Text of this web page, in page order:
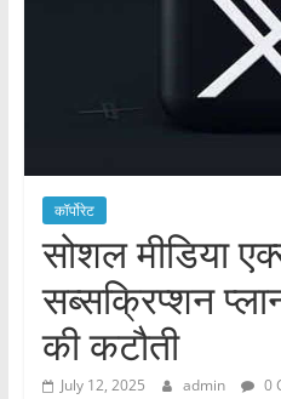
कॉर्पोरेट
सोशल मीडिया
सब्सक्रिप्शन
की कटौती
July 12, 2025 admin 0